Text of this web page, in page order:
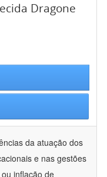
Dragone
da atuação dos
e nas gestões
inflação de